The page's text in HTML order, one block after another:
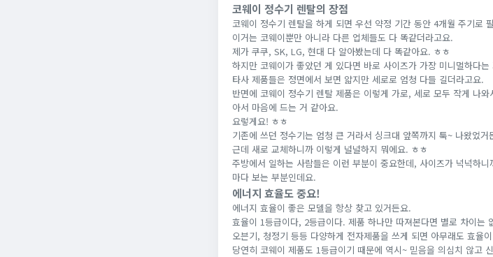
코웨이 정수기 렌탈의 장점
코웨이 정수기 렌탈을 하게 되면 우선 약정 기간 동안 4개월 주기로
이거는 코웨이뿐만 아니라 다른 업체들도 다 똑같더라고요.
제가 쿠쿠, SK, LG, 현대 다 알아봤는데 다 똑같아요. ㅎㅎ
하지만 코웨이가 좋았던 게 있다면 바로 사이즈가 가장 미니멀하다는
타사 제품들은 정면에서 보면 얇지만 세로로 엄청 다들 길더라고요.
반면에 코웨이 정수기 렌탈 제품은 이렇게 가로, 세로 모두 작게 나
아서 마음에 드는 거 같아요.
요렇게요! ㅎㅎ
기존에 쓰던 정수기는 엄청 큰 거라서 싱크대 앞쪽까지 툭~ 나왔었거
근데 새로 교체하니까 이렇게 널널하지 뭐에요. ㅎㅎ
주방에서 일하는 사람들은 이런 부분이 중요한데, 사이즈가 넉넉하
마다 보는 부분인데요.
에너지 효율도 중요!
에너지 효율이 좋은 모델을 항상 찾고 있거든요.
효율이 1등급이다, 2등급이다. 제품 하나만 따져본다면 별로 차이는
오븐기, 청정기 등등 다양하게 전자제품을 쓰게 되면 아무래도 효율
당연히 코웨이 제품도 1등급이기 때문에 역시~ 믿음을 의심치 않고